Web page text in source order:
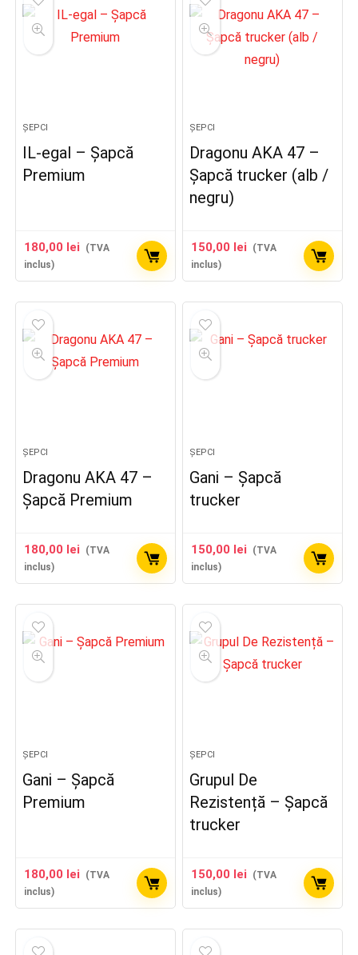
ȘEPCI
IL-egal – Șapcă
Premium
180,00 lei
(TVA
inclus)
ȘEPCI
Dragonu AKA 47 –
Șapcă trucker (alb /
negru)
150,00 lei
(TVA
inclus)
ȘEPCI
Dragonu AKA 47 –
Șapcă Premium
180,00 lei
(TVA
inclus)
ȘEPCI
Gani – Șapcă
trucker
150,00 lei
(TVA
inclus)
ȘEPCI
Gani – Șapcă
Premium
180,00 lei
(TVA
inclus)
ȘEPCI
Grupul De
Rezistență – Șapcă
trucker
150,00 lei
(TVA
inclus)